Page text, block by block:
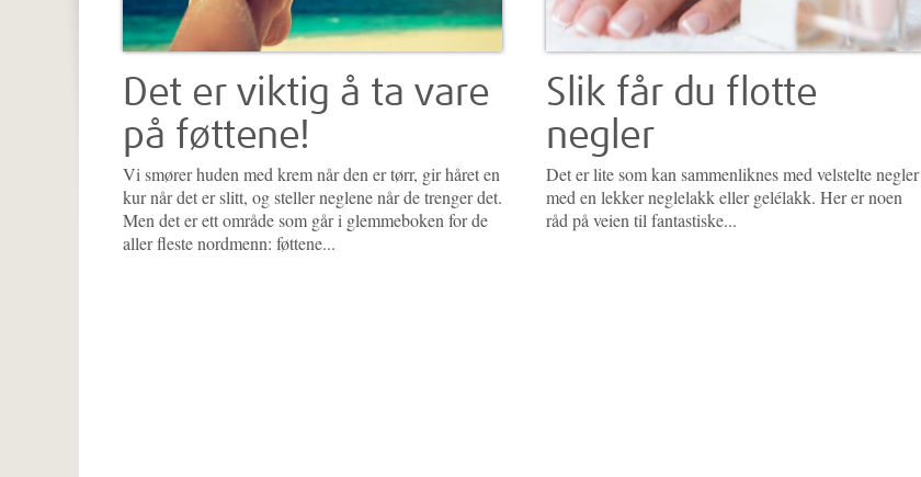
Det er viktig å ta vare
på føttene!
Vi smører huden med krem når den er tørr, gir håret en
kur når det er slitt, og steller neglene når de trenger det.
Men det er ett område som går i glemmeboken for de
aller fleste nordmenn: føttene...
Slik får du flotte
negler
Det er lite som kan sammenliknes med velstelte negler
med en lekker neglelakk eller gelélakk. Her er noen
råd på veien til fantastiske...